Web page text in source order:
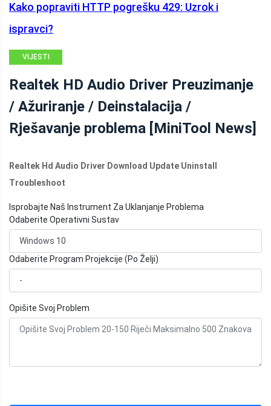
Kako popraviti HTTP pogrešku 429: Uzrok i
ispravci?
VIJESTI
Realtek HD Audio Driver Preuzimanje
/ Ažuriranje / Deinstalacija /
Rješavanje problema [MiniTool News]
Realtek Hd Audio Driver Download Update Uninstall
Troubleshoot
Isprobajte Naš Instrument Za Uklanjanje Problema
Odaberite Operativni Sustav
Odaberite Program Projekcije (Po Želji)
Opišite Svoj Problem